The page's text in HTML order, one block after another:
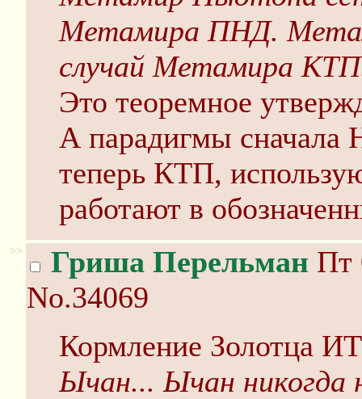
Метамира ПНД.
случай Метамира
Это теоремное
А парадигмы
теперь КТП,
работают в
>> Гриша Перельман Пт
No.34069
Кормление Золотца
Ычан... Ычан никогда